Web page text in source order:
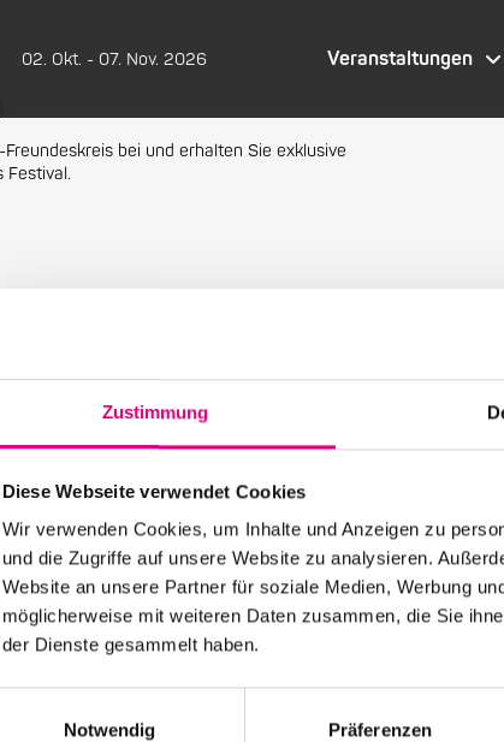
Zustimmung
Diese Webseite verwendet Cookies
Wir verwenden Cookies, um Inhalte und Anzeigen zu
und die Zugriffe auf unsere Website zu analysieren.
Website an unsere Partner für soziale Medien, Werbung
möglicherweise mit weiteren Daten zusammen, die Sie
der Dienste gesammelt haben.
Notwendig
Präferenzen
02. Okt. - 07. Nov. 2026 Veranstaltungen
bei und erhalten Sie exklusive
Festival.